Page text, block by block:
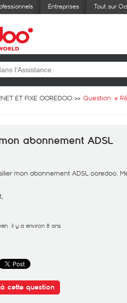
Entreprises Tout sur
ET FIXE OOREDOO Question: «
abonnement ADSL
mon abonnement ADSL ooredoo.
il y a environ 8 ans
cette question